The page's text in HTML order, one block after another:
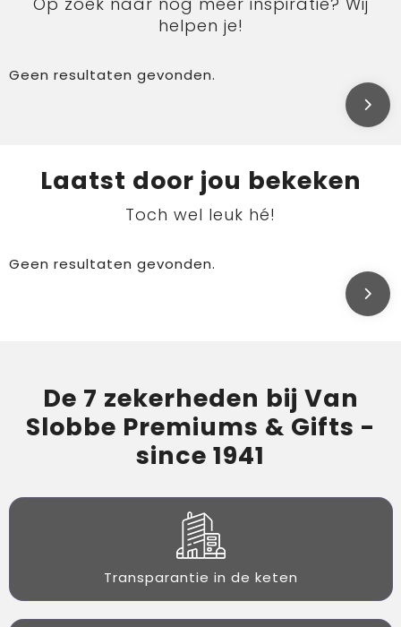
helpen je!
Geen resultaten gevonden.
Laatst door jou bekeken
Toch wel leuk hé!
Geen resultaten gevonden.
De 7 zekerheden bij Van
Slobbe Premiums & Gifts -
since 1941
Transparantie in de keten